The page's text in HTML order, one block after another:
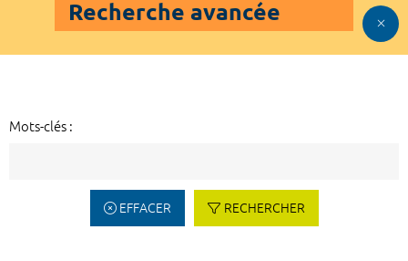
Recherche avancée
Mots-clés :
EFFACER RECHERCHER